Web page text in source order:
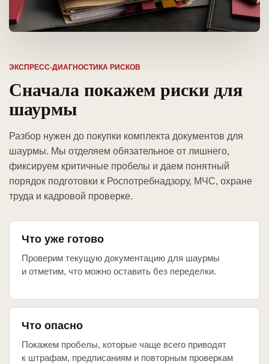
ЭКСПРЕСС-ДИАГНОСТИКА РИСКОВ
Сначала покажем риски для
шаурмы
Разбор нужен до покупки комплекта документов для
шаурмы. Мы отделяем обязательное от лишнего,
фиксируем критичные пробелы и даем понятный
порядок подготовки к Роспотребнадзору, МЧС, охране
труда и кадровой проверке.
Что уже готово
Проверим текущую документацию для шаурмы
и отметим, что можно оставить без переделки.
Что опасно
Покажем пробелы, которые чаще всего приводят
к штрафам, предписаниям и повторным проверкам